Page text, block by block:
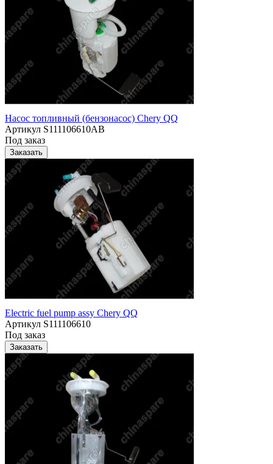
Насос топливный (бензонасос) Chery QQ
Артикул S111106610AB
Под заказ
Заказать
Electric fuel pump assy Chery QQ
Артикул S111106610
Под заказ
Заказать